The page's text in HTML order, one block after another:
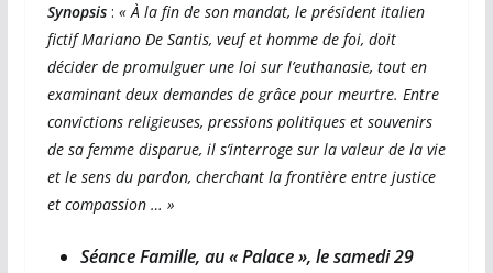
Synopsis: « À la fin de son mandat, le président italien
fictif Mariano De Santis, veuf et homme de foi, doit
décider de promulguer une loi sur l’euthanasie, tout en
examinant deux demandes de grâce pour meurtre. Entre
convictions religieuses, pressions politiques et souvenirs
de sa femme disparue, il s’interroge sur la valeur de la vie
et le sens du pardon, cherchant la frontière entre justice
et compassion … »
Séance Famille, au « Palace », le samedi 29